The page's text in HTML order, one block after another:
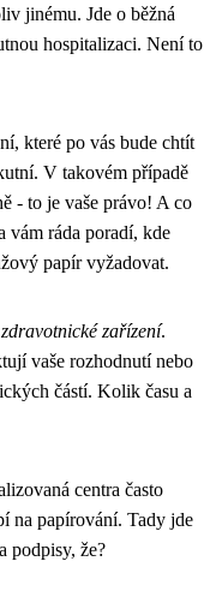
jinému. Jde o běžná
hospitalizaci. Není to
které po vás bude chtít
V takovém případě
- to je vaše právo! A co
vám ráda poradí, kde
papír vyžadovat.
zařízení.
vaše rozhodnutí nebo
částí. Kolik času a
centra často
na papírování. Tady jde
podpisy, že?